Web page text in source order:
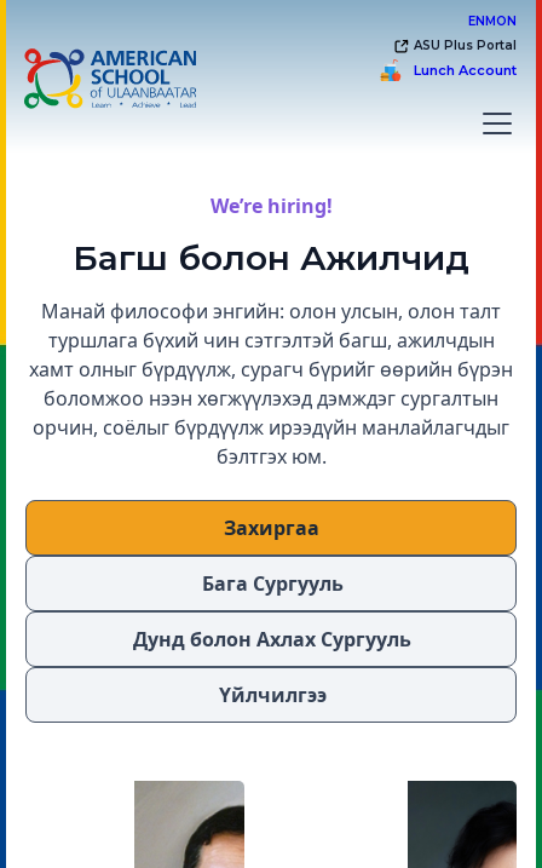
ENMON
ASU Plus Portal
Lunch Account
We’re hiring!
Багш болон Ажилчид
Манай философи энгийн: олон улсын, олон талт
туршлага бүхий чин сэтгэлтэй багш, ажилчдын
хамт олныг бүрдүүлж, сурагч бүрийг өөрийн бүрэн
боломжоо нээн хөгжүүлэхэд дэмждэг сургалтын
орчин, соёлыг бүрдүүлж ирээдүйн манлайлагчдыг
бэлтгэх юм.
Захиргаа
Бага Сургууль
Дунд болон Ахлах Сургууль
Үйлчилгээ